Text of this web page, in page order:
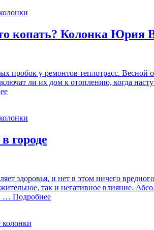
копать? Колонка Юрия
пробок у ремонтов теплотрасс.
ли их дом к отоплению, когда
городе
здоровья, и нет в этом ничего
так и негативное влияние.
… Подробнее
колонки